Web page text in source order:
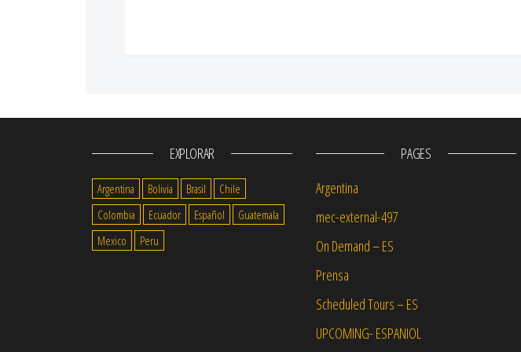
EXPLORAR
Argentina Bolivia Brasil
Chile
Colombia
Ecuador Español
Guatemala
Mexico
Peru
PAGES
Argentina
mec-external-497
On Demand – ES
Prensa
Scheduled Tours – ES
UPCOMING- ESPANIOL